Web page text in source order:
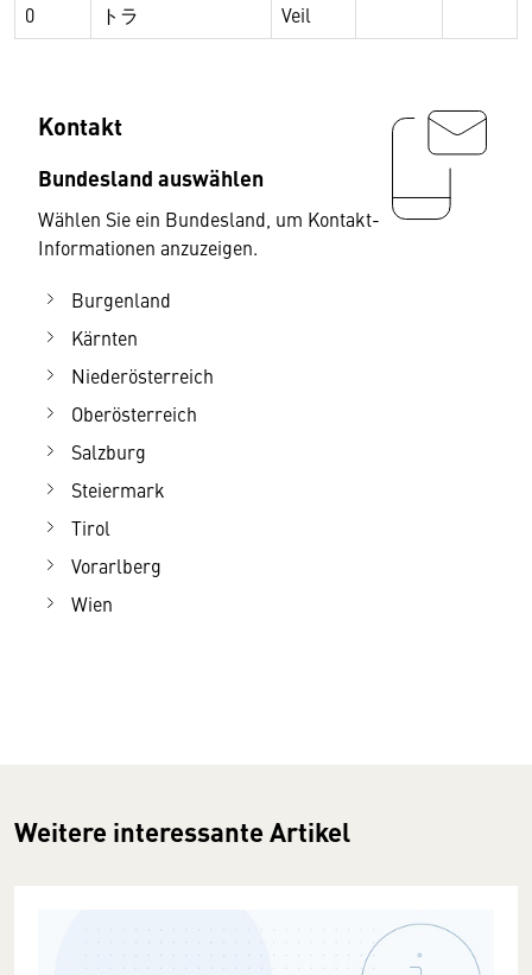
0
トラ
Veil
Kontakt
Bundesland auswählen
Wählen Sie ein Bundesland, um Kontakt-
Informationen anzuzeigen.
Burgenland
Kärnten
Niederösterreich
Oberösterreich
Salzburg
Steiermark
Tirol
Vorarlberg
Wien
Weitere interessante Artikel